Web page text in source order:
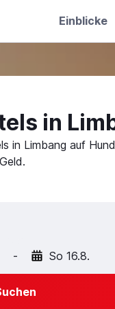
Einblicke
in
in Limbang auf
- So 16.8.